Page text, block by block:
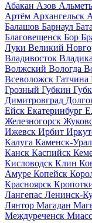
Абакан Азов
Артём Архангельск
Балашов Барнаул
Благовещенск Бор
Луки Великий
Владивосток
Волжский Вологда
Всеволожск Гатчина
Грозный Губкин
Димитровград
Ейск Екатеринбург
Железногорск
Ижевск Ирбит
Калуга Каменск-
Канск Каспийск
Кисловодск Клин
Амуре Копейск
Красноярск
Лангепас Ленинск-
Лянтор Магадан
Междуреченск Миасс